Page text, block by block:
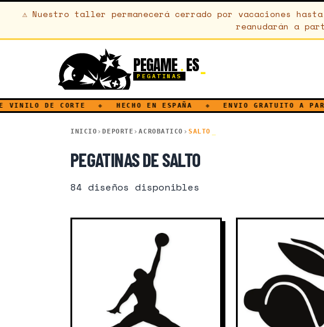
⚠ Nuestro taller permanecerá cerrado por vacaciones
reanudarán a
PEGAME.ES
PEGATINAS
DE CORTE ◆ HECHO EN ESPAÑA ◆ ENVIO GRATUITO A PARTIR DE
INICIO DEPORTE ACROBATICO SALTO
PEGATINAS DE SALTO
84 diseños disponibles